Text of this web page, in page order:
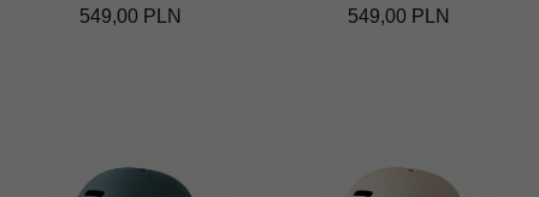
549,00 PLN 549,00 PLN